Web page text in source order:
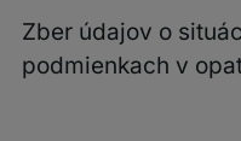
Zber údajov o
podmienkach v